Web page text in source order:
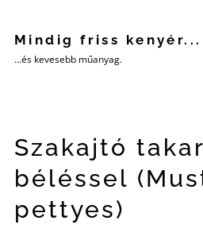
Mindig friss kenyér...
...és kevesebb műanyag.
Szakajtó
béléssel
pettyes)